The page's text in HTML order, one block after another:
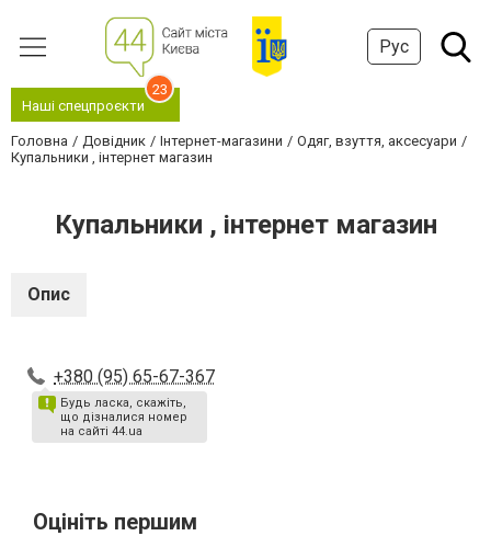
Рус
Наші спецпроєкти
23
Головна Довідник Інтернет-магазини
Одяг, взуття, аксесуари
Купальники , інтернет магазин
Купальники , інтернет магазин
Опис
+380 (95) 65-67-367
Будь ласка, скажіть,
що дізналися номер
на сайті 44.ua
Оцініть першим